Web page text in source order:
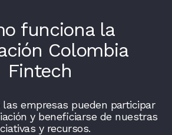
funciona la
Colombia
Fintech
las empresas pueden participar
y beneficiarse de nuestras
y recursos.